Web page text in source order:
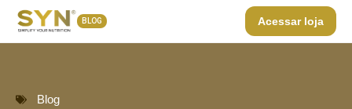
BLOG Acessar loja
Blog